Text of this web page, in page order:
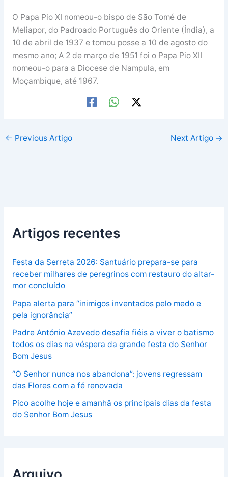
O Papa Pio XI nomeou-o bispo de São Tomé de
Meliapor, do Padroado Português do Oriente (Índia), a
10 de abril de 1937 e tomou posse a 10 de agosto do
mesmo ano; A 2 de março de 1951 foi o Papa Pio XII
nomeou-o para a Diocese de Nampula, em
Moçambique, até 1967.
← Previous Artigo Next Artigo →
Artigos recentes
Festa da Serreta 2026: Santuário prepara-se para
receber milhares de peregrinos com restauro do altar-
mor concluído
Papa alerta para “inimigos inventados pelo medo e
pela ignorância”
Padre António Azevedo desafia fiéis a viver o batismo
todos os dias na véspera da grande festa do Senhor
Bom Jesus
“O Senhor nunca nos abandona”: jovens regressam
das Flores com a fé renovada
Pico acolhe hoje e amanhã os principais dias da festa
do Senhor Bom Jesus